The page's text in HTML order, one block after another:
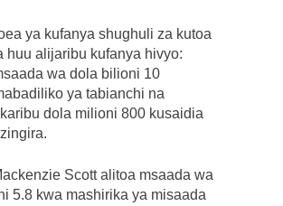
ya kufanya shughuli za kutoa
huu alijaribu kufanya hivyo:
wa dola bilioni 10
ya tabianchi na
dola milioni 800 kusaidia
Scott alitoa msaada wa
5.8 kwa mashirika ya misaada